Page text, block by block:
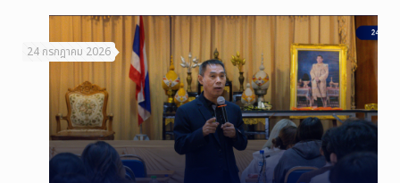
24 กรกฎาคม 2026